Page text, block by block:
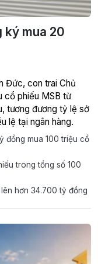
ký mua 20
Đức, con trai Chủ
cổ phiếu MSB từ
tương đương tỷ lệ sở
lệ tại ngân hàng.
đồng mua 100 triệu cổ
trong tổng số 100
hơn 34.700 tỷ đồng